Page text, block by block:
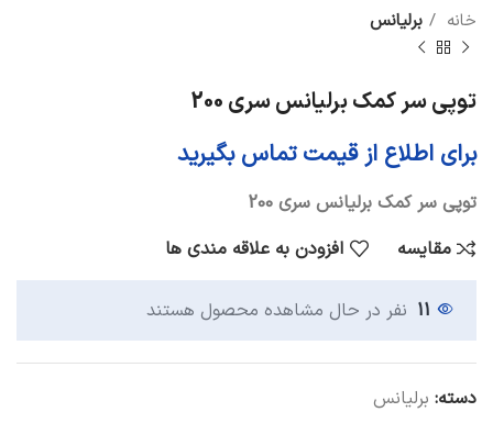
خانه برلیانس
توپی سر کمک برلیانس سری 200
برای اطلاع از قیمت تماس بگیرید
توپی سر کمک برلیانس سری 200
مقایسه
افزودن به علاقه مندی ها
11 نفر در حال مشاهده محصول هستند
دسته: برلیانس